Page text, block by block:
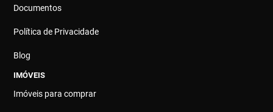
Documentos
Política de Privacidade
Blog
IMÓVEIS
Imóveis para comprar